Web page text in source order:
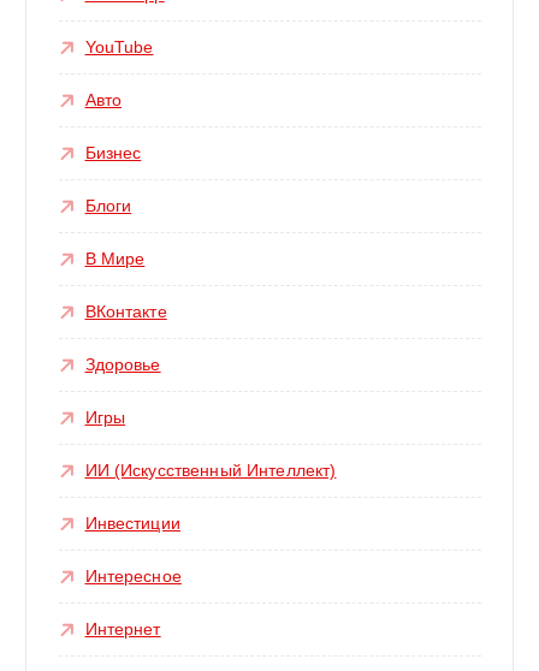
YouTube
Авто
Бизнес
Блоги
В Мире
ВКонтакте
Здоровье
Игры
ИИ (Искусственный Интеллект)
Инвестиции
Интересное
Интернет